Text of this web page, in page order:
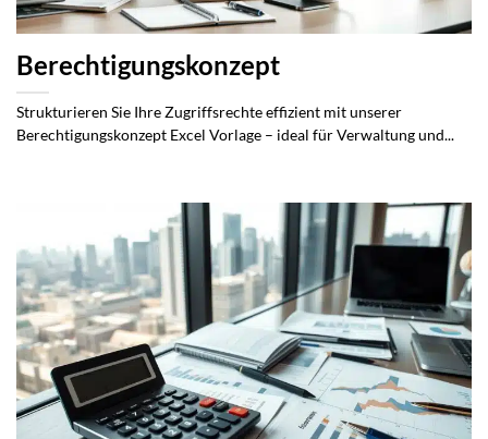
Berechtigungskonzept
Strukturieren Sie Ihre Zugriffsrechte effizient mit unserer
Berechtigungskonzept Excel Vorlage – ideal für Verwaltung und...